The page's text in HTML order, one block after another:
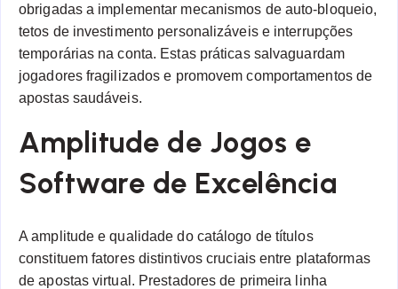
obrigadas a implementar mecanismos de auto-bloqueio,
tetos de investimento personalizáveis e interrupções
temporárias na conta. Estas práticas salvaguardam
jogadores fragilizados e promovem comportamentos de
apostas saudáveis.
Amplitude de Jogos e
Software de Excelência
A amplitude e qualidade do catálogo de títulos
constituem fatores distintivos cruciais entre plataformas
de apostas virtual. Prestadores de primeira linha